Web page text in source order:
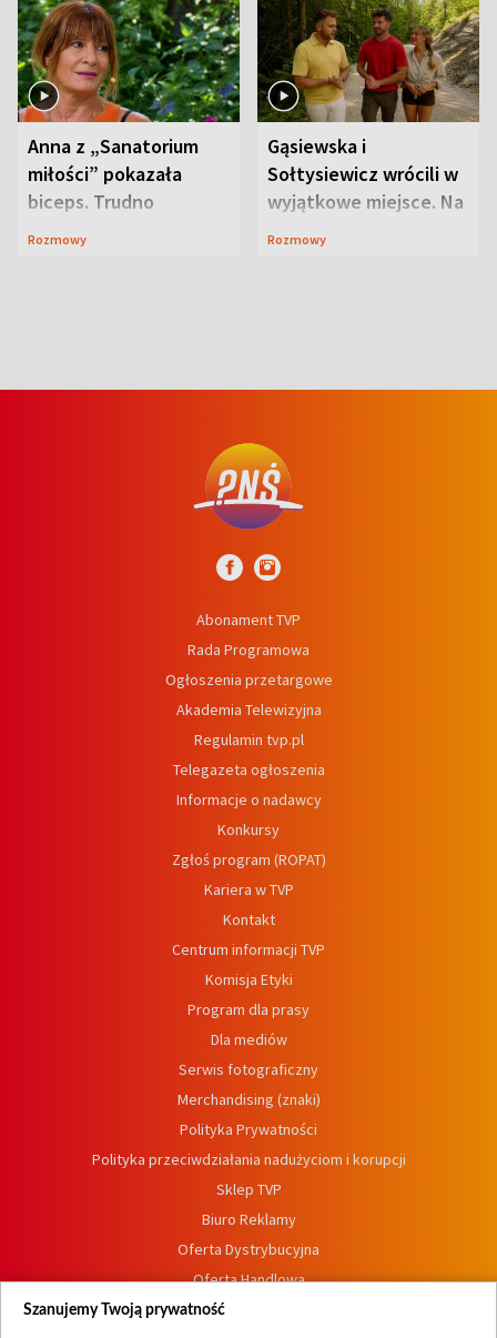
Anna z „Sanatorium
miłości” pokazała
biceps. Trudno
uwierzyć, co przeszła
Rozmowy
Gąsiewska i
Sołtysiewicz wrócili w
wyjątkowe miejsce. Na
szlaku czekał
Rozmowy
Abonament TVP
Rada Programowa
Ogłoszenia przetargowe
Akademia Telewizyjna
Regulamin tvp.pl
Telegazeta ogłoszenia
Informacje o nadawcy
Konkursy
Zgłoś program (ROPAT)
Kariera w TVP
Kontakt
Centrum informacji TVP
Komisja Etyki
Program dla prasy
Dla mediów
Serwis fotograficzny
Merchandising (znaki)
Polityka Prywatności
Polityka przeciwdziałania nadużyciom i korupcji
Sklep TVP
Biuro Reklamy
Oferta Dystrybucyjna
Oferta Handlowa
Dostępność
Szanujemy Twoją prywatność